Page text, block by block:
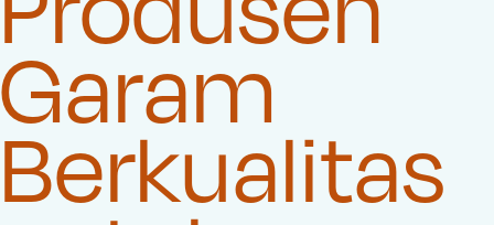
Garam
Berkualitas